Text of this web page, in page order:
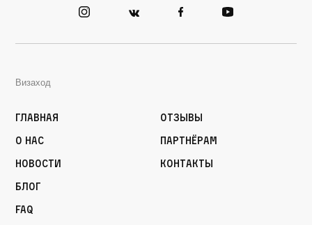
Визаход
Главная
О нас
Новости
Блог
FAQ
Отзывы
Партнёрам
Контакты